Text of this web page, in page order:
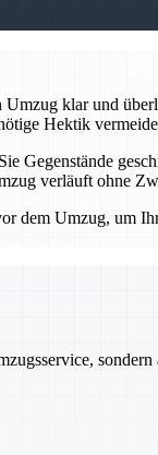
klar und
Hektik
Gegenstände
verläuft ohne
Umzug, um